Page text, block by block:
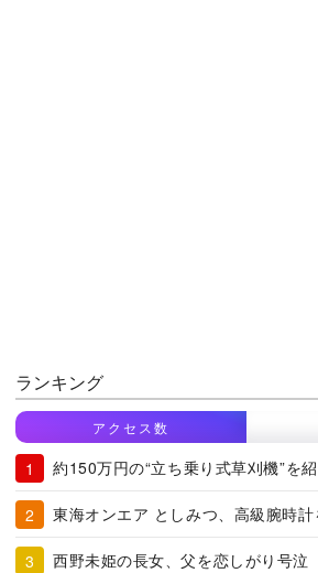
ランキング
アクセス数
約150万円の“立ち乗り式草刈機”を
東海オンエア としみつ、高級腕時計
西野未姫の長女、父を恋しがり号泣